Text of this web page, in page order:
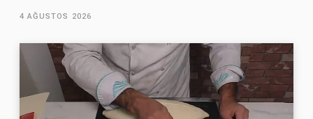
4 AĞUSTOS 2026